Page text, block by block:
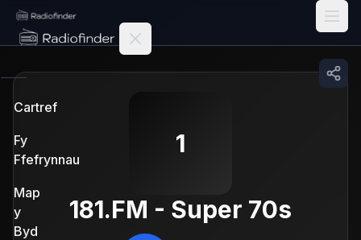
Radiofinder home
Cartref
Fy
Ffefrynnau
Map
y
Byd
1
181.FM - Super 70s